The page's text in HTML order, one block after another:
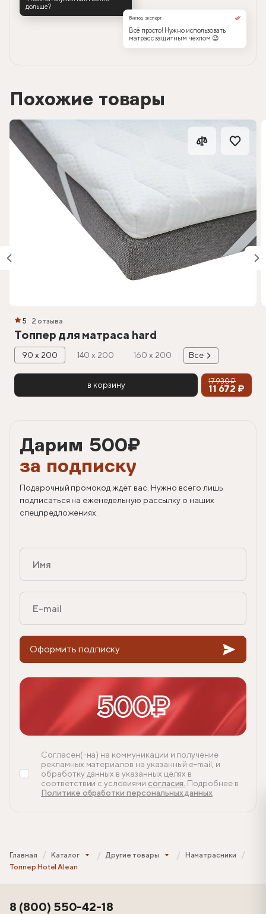
дольше?
Виктор, эксперт
Всё просто! Нужно использовать
матрас с защитным чехлом 😉
Похожие товары
5 2 отзыва
Топпер для матраса hard
90 х 200 140 х 200 160 х 200 Все
в корзину 17 930 ₽
11 672 ₽
Дарим 500₽
за подписку
Подарочный промокод ждёт вас. Нужно всего лишь
подписаться на еженедельную рассылку о наших
спецпредложениях.
Оформить подписку
500₽
Согласен(-на) на коммуникации и получение
рекламных материалов на указанный e-mail, и
обработку данных в указанных целях в
соответствии с условиями согласия. Подробнее в
Политике обработки персональных данных
Главная Каталог Другие товары
Наматрасники
Топпер Hotel Alean
8 (800) 550-42-18